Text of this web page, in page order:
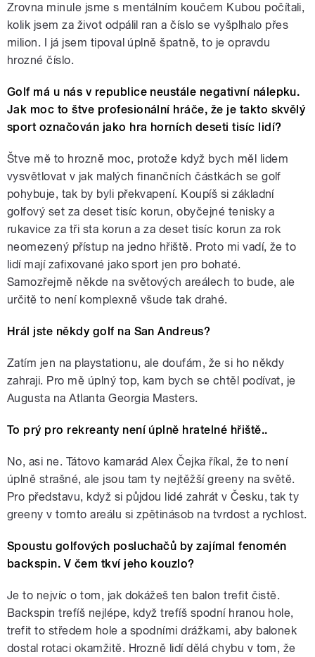
Zrovna minule jsme s mentálním koučem Kubou počítali,
kolik jsem za život odpálil ran a číslo se vyšplhalo přes
milion. I já jsem tipoval úplně špatně, to je opravdu
hrozné číslo.
Golf má u nás v republice neustále negativní nálepku.
Jak moc to štve profesionální hráče, že je takto skvělý
sport označován jako hra horních deseti tisíc lidí?
Štve mě to hrozně moc, protože když bych měl lidem
vysvětlovat v jak malých finančních částkách se golf
pohybuje, tak by byli překvapení. Koupíš si základní
golfový set za deset tisíc korun, obyčejné tenisky a
rukavice za tři sta korun a za deset tisíc korun za rok
neomezený přístup na jedno hřiště. Proto mi vadí, že to
lidí mají zafixované jako sport jen pro bohaté.
Samozřejmě někde na světových areálech to bude, ale
určitě to není komplexně všude tak drahé.
Hrál jste někdy golf na San Andreus?
Zatím jen na playstationu, ale doufám, že si ho někdy
zahraji. Pro mě úplný top, kam bych se chtěl podívat, je
Augusta na Atlanta Georgia Masters.
To prý pro rekreanty není úplně hratelné hřiště..
No, asi ne. Tátovo kamarád Alex Čejka říkal, že to není
úplně strašné, ale jsou tam ty nejtěžší greeny na světě.
Pro představu, když si půjdou lidé zahrát v Česku, tak ty
greeny v tomto areálu si zpětinásob na tvrdost a rychlost.
Spoustu golfových posluchačů by zajímal fenomén
backspin. V čem tkví jeho kouzlo?
Je to nejvíc o tom, jak dokážeš ten balon trefit čistě.
Backspin trefíš nejlépe, když trefíš spodní hranou hole,
trefit to středem hole a spodními drážkami, aby balonek
dostal rotaci okamžitě. Hrozně lidí dělá chybu v tom, že